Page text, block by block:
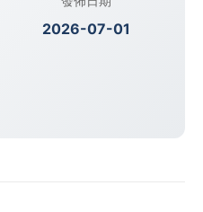
2026-07-01